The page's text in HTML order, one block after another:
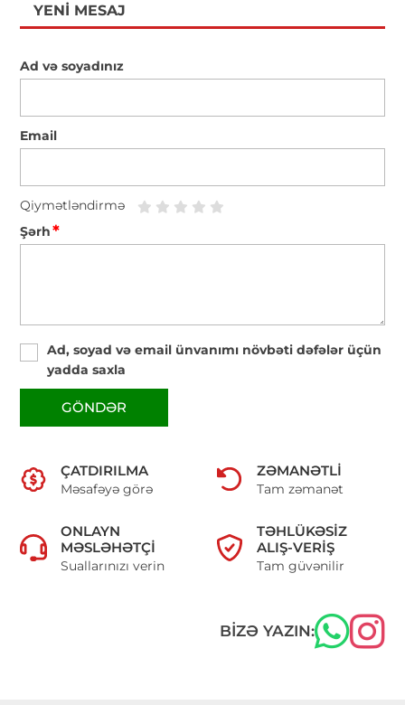
YENI MESAJ
Ad və soyadınız
Email
Qiymətləndirmə
Şərh*
Ad, soyad və email ünvanımı növbəti dəfələr üçün
yadda saxla
GÖNDƏR
ÇATDIRILMA
Məsafəyə görə
ZƏMANƏTLI
Tam zəmanət
ONLAYN
MƏSLƏHƏTÇI
Suallarınızı verin
TƏHLÜKƏSIZ
ALIŞ-VERIŞ
Tam güvənilir
BIZƏ YAZIN: